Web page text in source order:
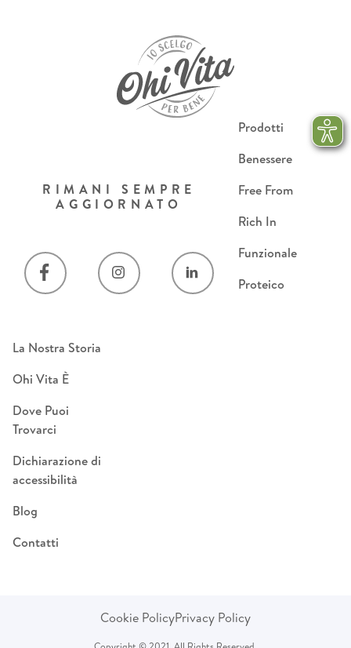
Prodotti
Benessere
Free From
Rich In
Funzionale
Proteico
La Nostra Storia
Ohi Vita È
Dove Puoi
Trovarci
Dichiarazione di
accessibilità
Blog
Contatti
RIMANI SEMPRE
AGGIORNATO
Cookie PolicyPrivacy Policy